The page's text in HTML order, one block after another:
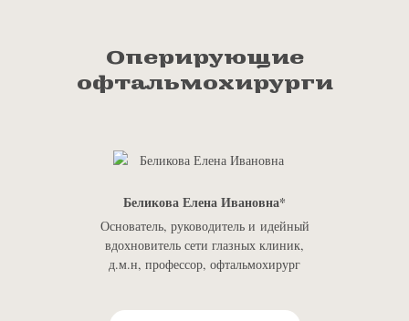
Оперирующие
офтальмохирурги
Беликова Елена Ивановна
Основатель, руководитель и идейный
вдохновитель сети глазных клиник,
д.м.н, профессор, офтальмохирург